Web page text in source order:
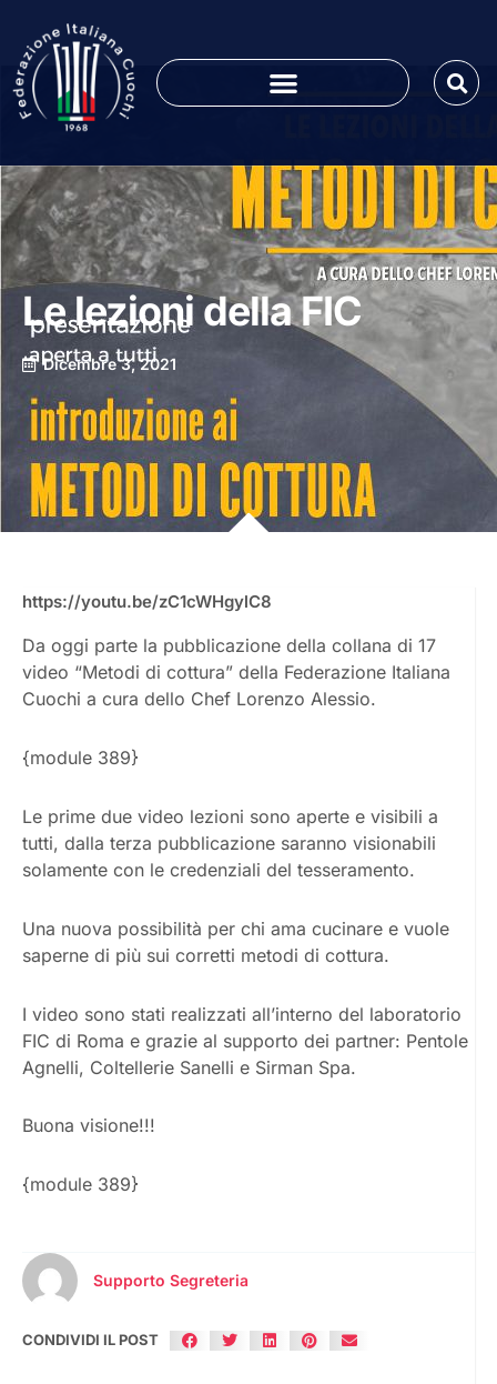
Le lezioni della FIC
Dicembre 3, 2021
https://youtu.be/zC1cWHgylC8
Da oggi parte la pubblicazione della collana di 17
video “Metodi di cottura” della Federazione Italiana
Cuochi a cura dello Chef Lorenzo Alessio.
{module 389}
Le prime due video lezioni sono aperte e visibili a
tutti, dalla terza pubblicazione saranno visionabili
solamente con le credenziali del tesseramento.
Una nuova possibilità per chi ama cucinare e vuole
saperne di più sui corretti metodi di cottura.
I video sono stati realizzati all’interno del laboratorio
FIC di Roma e grazie al supporto dei partner: Pentole
Agnelli, Coltellerie Sanelli e Sirman Spa.
Buona visione!!!
{module 389}
Supporto Segreteria
CONDIVIDI IL POST